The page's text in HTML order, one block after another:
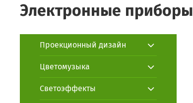
Электронные приборы
Проекционный дизайн
Цветомузыка
Светоэффекты